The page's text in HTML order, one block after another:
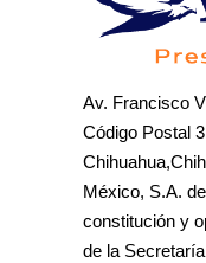
Av. Francisco
Código Postal
México, S.A.
constitución y
de la